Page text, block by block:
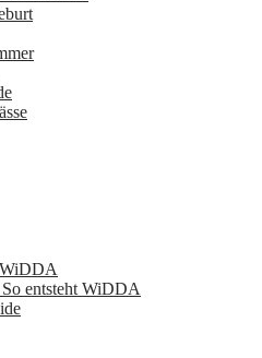
entsteht WiDDA